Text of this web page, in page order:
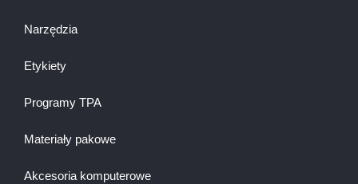
Narzędzia
Etykiety
Programy TPA
Materiały pakowe
Akcesoria komputerowe